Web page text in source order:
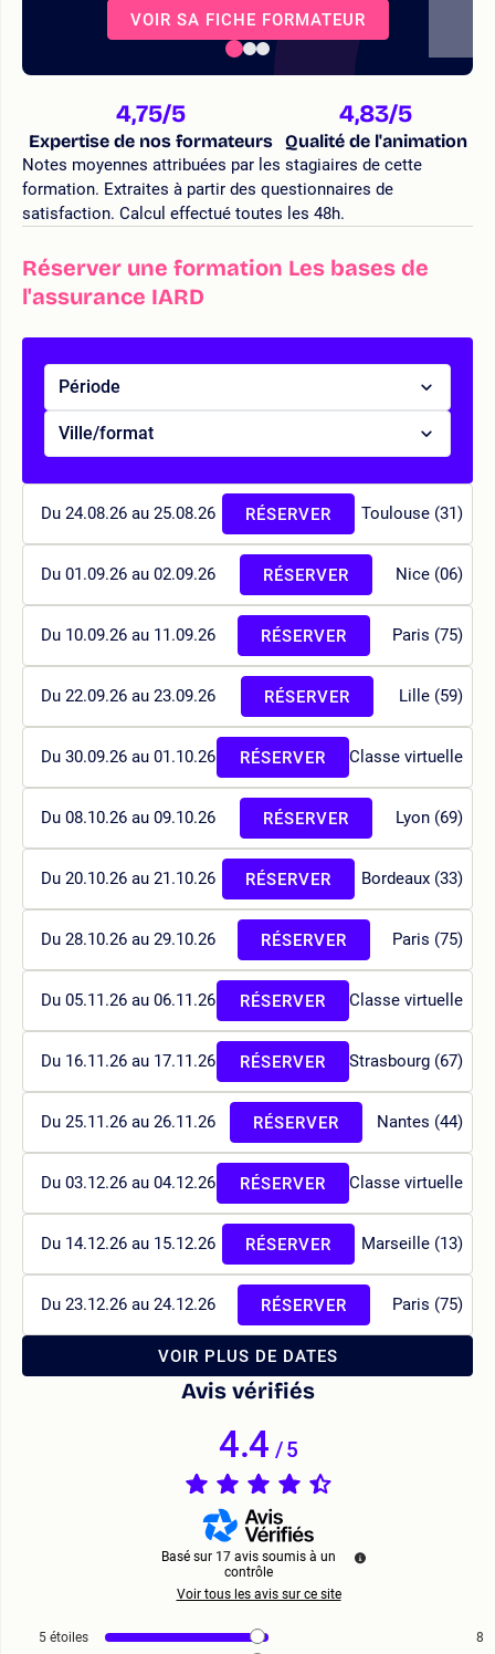
VOIR SA FICHE FORMATEUR
4,75/5
Expertise de nos formateurs
4,83/5
Qualité de l'animation
Notes moyennes attribuées par les stagiaires de cette
formation. Extraites à partir des questionnaires de
satisfaction. Calcul effectué toutes les 48h.
Réserver une formation Les bases de
l'assurance IARD
Période
Ville/format
Du 24.08.26 au 25.08.26 Toulouse (31)
RÉSERVER
Du 01.09.26 au 02.09.26 Nice (06)
RÉSERVER
Du 10.09.26 au 11.09.26 Paris (75)
RÉSERVER
Du 22.09.26 au 23.09.26 Lille (59)
RÉSERVER
Du 30.09.26 au 01.10.26 Classe virtuelle
RÉSERVER
Du 08.10.26 au 09.10.26 Lyon (69)
RÉSERVER
Du 20.10.26 au 21.10.26 Bordeaux (33)
RÉSERVER
Du 28.10.26 au 29.10.26 Paris (75)
RÉSERVER
Du 05.11.26 au 06.11.26 Classe virtuelle
RÉSERVER
Du 16.11.26 au 17.11.26 Strasbourg (67)
RÉSERVER
Du 25.11.26 au 26.11.26 Nantes (44)
RÉSERVER
Du 03.12.26 au 04.12.26 Classe virtuelle
RÉSERVER
Du 14.12.26 au 15.12.26 Marseille (13)
RÉSERVER
Du 23.12.26 au 24.12.26 Paris (75)
RÉSERVER
VOIR PLUS DE DATES
Avis vérifiés
4.4/5
Basé sur 17 avis soumis à un
contrôle
Voir tous les avis sur ce site
5 étoiles
8